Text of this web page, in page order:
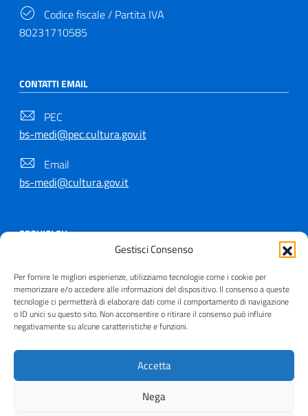
Gestisci Consenso
Per fornire le migliori esperienze, utilizziamo tecnologie come i cookie per
memorizzare e/o accedere alle informazioni del dispositivo. Il consenso a queste
tecnologie ci permetterà di elaborare dati come il comportamento di navigazione
o ID unici su questo sito. Non acconsentire o ritirare il consenso può influire
negativamente su alcune caratteristiche e funzioni.
Accetta
Nega
Codice fiscale / Partita IVA
80231710585
CONTATTI EMAIL
PEC
bs-medi@pec.cultura.gov.it
Email
bs-medi@cultura.gov.it
SEGUICI SU
Copyright © 2021 - 2026
Useful Links Section
| Realizzato da